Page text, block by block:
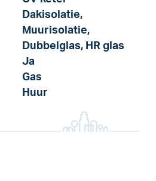
Dakisolatie,
Muurisolatie,
Dubbelglas, HR glas
Ja
Gas
Huur